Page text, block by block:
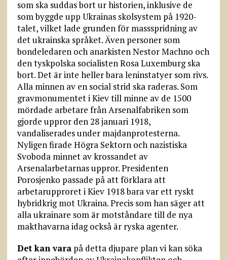
som ska suddas bort ur historien, inklusive de
som byggde upp Ukrainas skolsystem på 1920-
talet, vilket lade grunden för mass­spridning av
det ukrainska språket. Även personer som
bondeledaren och anarkisten Nestor Machno och
den tyskpolska socialisten Rosa Luxemburg ska
bort. Det är inte heller bara leninstatyer som rivs.
Alla minnen av en social strid ska raderas. Som
gravmonumentet i Kiev till minne av de 1500
mördade arbetare från Arsenalfabriken som
gjorde uppror den 28 januari 1918,
vandaliserades under majdanprotesterna.
Nyligen firade Högra Sektorn och nazistiska
Svoboda minnet av krossandet av
Arsenalarbetarnas uppror. Presidenten
Porosjenko passade på att förklara att
arbetarupproret i Kiev 1918 bara var ett ryskt
hybridkrig mot Ukraina. Precis som han säger att
alla ukrainare som är motståndare till de nya
makthavarna idag också är ryska agenter.
Det kan varapå detta djupare plan vi kan söka